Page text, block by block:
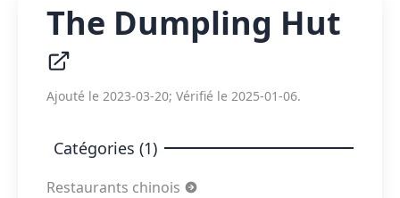
The Dumpling Hut
Ajouté le 2023-03-20; Vérifié le 2025-01-06.
Catégories (1)
Restaurants chinois